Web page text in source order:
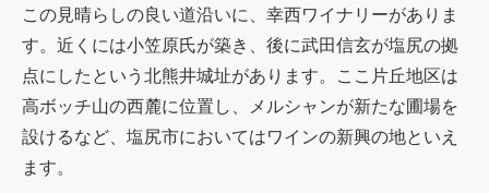
この見晴らしの良い道沿いに、幸西ワイナリーがありま
す。近くには小笠原氏が築き、後に武田信玄が塩尻の拠
点にしたという北熊井城址があります。ここ片丘地区は
高ボッチ山の西麓に位置し、メルシャンが新たな圃場を
設けるなど、塩尻市においてはワインの新興の地といえ
ます。